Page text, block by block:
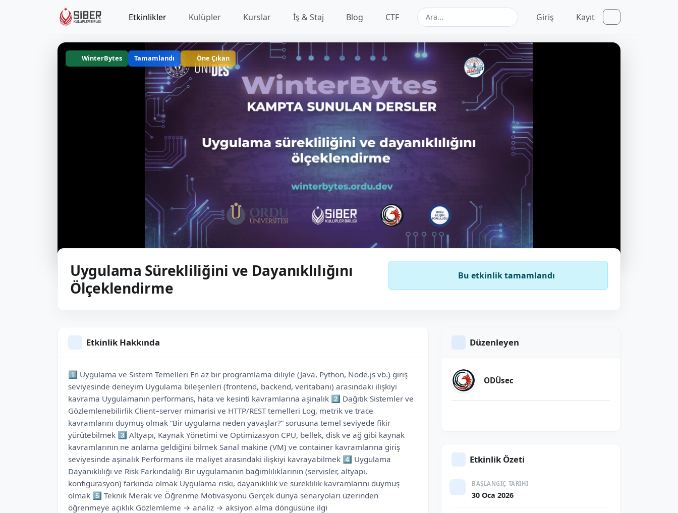
Etkinlikler Kulüpler Kurslar İş & Staj Blog CTF Giriş Kayıt
WinterBytes Tamamlandı Öne Çıkan
Uygulama Sürekliliğini ve Dayanıklılığını
Ölçeklendirme
Bu etkinlik tamamlandı
Etkinlik Hakkında
1️⃣ Uygulama ve Sistem Temelleri En az bir programlama diliyle (Java, Python, Node.js vb.) giriş
seviyesinde deneyim Uygulama bileşenleri (frontend, backend, veritabanı) arasındaki ilişkiyi
kavrama Uygulamanın performans, hata ve kesinti kavramlarına aşinalık 2️⃣ Dağıtık Sistemler ve
Gözlemlenebilirlik Client–server mimarisi ve HTTP/REST temelleri Log, metrik ve trace
kavramlarını duymuş olmak “Bir uygulama neden yavaşlar?” sorusuna temel seviyede fikir
yürütebilmek 3️⃣ Altyapı, Kaynak Yönetimi ve Optimizasyon CPU, bellek, disk ve ağ gibi kaynak
kavramlarının ne anlama geldiğini bilmek Sanal makine (VM) ve container kavramlarına giriş
seviyesinde aşinalık Performans ile maliyet arasındaki ilişkiyi kavrayabilmek 4️⃣ Uygulama
Dayanıklılığı ve Risk Farkındalığı Bir uygulamanın bağımlılıklarının (servisler, altyapı,
konfigürasyon) farkında olmak Uygulama riski, dayanıklılık ve süreklilik kavramlarını duymuş
olmak 5️⃣ Teknik Merak ve Öğrenme Motivasyonu Gerçek dünya senaryoları üzerinden
öğrenmeye açıklık Gözlemleme → analiz → aksiyon alma döngüsüne ilgi
Düzenleyen
ODÜsec
Etkinlik Özeti
BAŞLANGIÇ TARIHI
30 Oca 2026